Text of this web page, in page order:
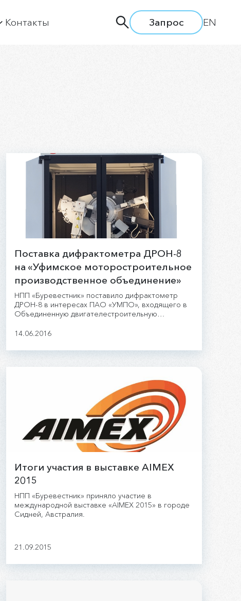
политика
информации
линия АЛРОСА
Контакты Запрос EN
Поставка дифрактометра ДРОН-8
на «Уфимское моторостроительное
производственное объединение»
НПП «Буревестник» поставило дифрактометр
ДРОН-8 в интересах ПАО «УМПО», входящего в
Объединенную двигателестроительную
14.06.2016
Итоги участия в выставке AIMEX
2015
НПП «Буревестник» приняло участие в
международной выставке «AIMEX 2015» в городе
Сидней, Австралия.
21.09.2015